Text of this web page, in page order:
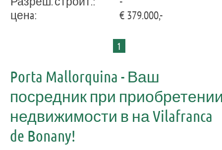
ценa:
€ 379.000,-
1
Porta Mallorquina - Ваш
посредник при
недвижимости в на Vilafranca
de Bonany!